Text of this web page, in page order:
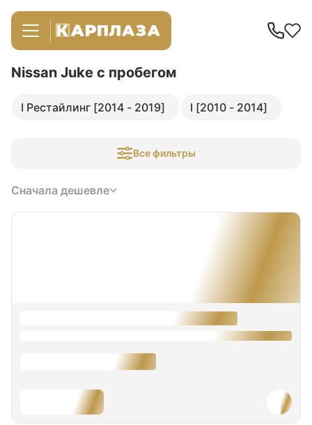
Nissan Juke с пробегом
I Рестайлинг [2014 - 2019] I [2010 - 2014]
Все фильтры
Сначала дешевле